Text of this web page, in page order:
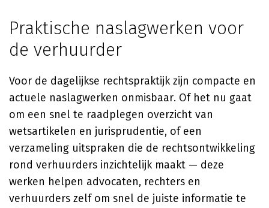
Praktische naslagwerken voor
de verhuurder
Voor de dagelijkse rechtspraktijk zijn compacte en
actuele naslagwerken onmisbaar. Of het nu gaat
om een snel te raadplegen overzicht van
wetsartikelen en jurisprudentie, of een
verzameling uitspraken die de rechtsontwikkeling
rond verhuurders inzichtelijk maakt — deze
werken helpen advocaten, rechters en
verhuurders zelf om snel de juiste informatie te